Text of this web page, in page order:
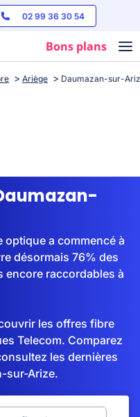
02 99 36 30 54
Bons plans
Ariège Daumazan-sur-
a commencé à
désormais 76% des
encore raccordables à
les offres fibre
Telecom. Comparez
les dernières
sur-Arize.